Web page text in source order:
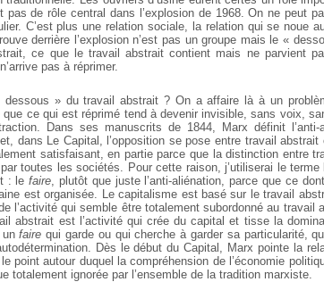
pas de rôle central dans l’explosion de 1968. On ne peut
C’est plus une relation sociale, la relation qui se noue
derrière l’explosion n’est pas un groupe mais le «
ce que le travail abstrait contient mais ne parvient
pas à réprimer.
» du travail abstrait ? On a affaire là à un
que ce qui est réprimé tend à devenir invisible, sans voix,
Dans ses manuscrits de 1844, Marx définit l’anti-
dans Le Capital, l’opposition se pose entre travail
satisfaisant, en partie parce que la distinction entre
toutes les sociétés. Pour cette raison, j’utiliserai le terme
: lefaire , plutôt que juste l’anti-aliénation, parce que ce
est organisée.
Le capitalisme est basé sur le travail
l’activité qui semble être totalement subordonné au travail
abstrait est l’activité qui crée du capital et tisse la
unfaire qui garde ou qui cherche à garder sa particularité,
Dès le début du Capital, Marx pointe la
point autour duquel la compréhension de l’économie
totalement ignorée par l’ensemble de la tradition marxiste.